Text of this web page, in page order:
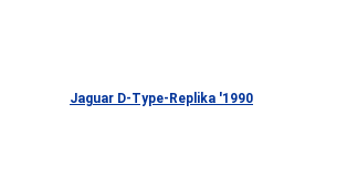
Jaguar D-Type-Replika '1990